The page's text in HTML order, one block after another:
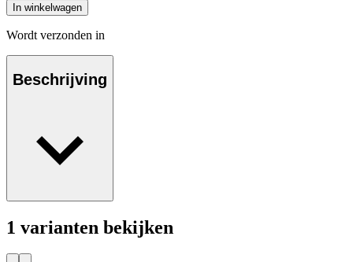
In winkelwagen
Wordt verzonden in
Beschrijving
1 varianten bekijken